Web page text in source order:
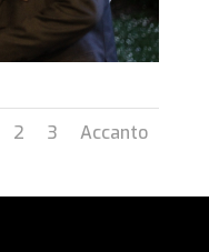
2 3 Accanto